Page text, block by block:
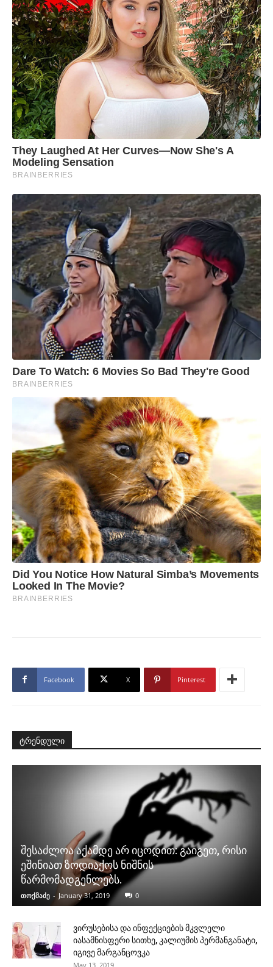
Facebook X Pinterest
ტრენდული
შესაძლოა აქამდე არ იცოდით: გაიგეთ, რისი
ეშინიათ ზოდიაქოს ნიშნის
წარმომადგენლებს.
თოქმაძე - January 31, 2019 0
ვირუსებისა და ინფექციების მკვლელი
იასამნისფერი სითხე, კალიუმის პერმანგანატი,
იგივე მარგანცოვკა
May 13, 2019